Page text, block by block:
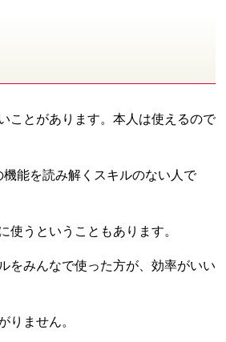
ことがあります。本人は使えるので
能を読み解くスキルのない人で
うということもあります。
をみんなで使った方が、効率がいい
りません。